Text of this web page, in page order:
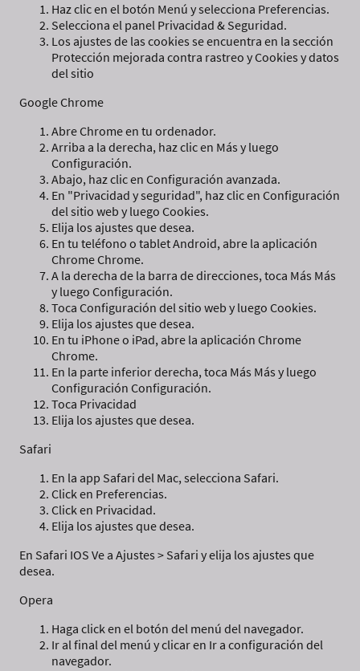
Haz clic en el botón Menú y selecciona Preferencias.
Selecciona el panel Privacidad & Seguridad.
Los ajustes de las cookies se encuentra en la sección
Protección mejorada contra rastreo y Cookies y datos
del sitio
Google Chrome
Abre Chrome en tu ordenador.
Arriba a la derecha, haz clic en Más y luego
Configuración.
Abajo, haz clic en Configuración avanzada.
En "Privacidad y seguridad", haz clic en Configuración
del sitio web y luego Cookies.
Elija los ajustes que desea.
En tu teléfono o tablet Android, abre la aplicación
Chrome Chrome.
A la derecha de la barra de direcciones, toca Más Más
y luego Configuración.
Toca Configuración del sitio web y luego Cookies.
Elija los ajustes que desea.
En tu iPhone o iPad, abre la aplicación Chrome
Chrome.
En la parte inferior derecha, toca Más Más y luego
Configuración Configuración.
Toca Privacidad
Elija los ajustes que desea.
Safari
En la app Safari del Mac, selecciona Safari.
Click en Preferencias.
Click en Privacidad.
Elija los ajustes que desea.
En Safari IOS Ve a Ajustes > Safari y elija los ajustes que
desea.
Opera
Haga click en el botón del menú del navegador.
Ir al final del menú y clicar en Ir a configuración del
navegador.